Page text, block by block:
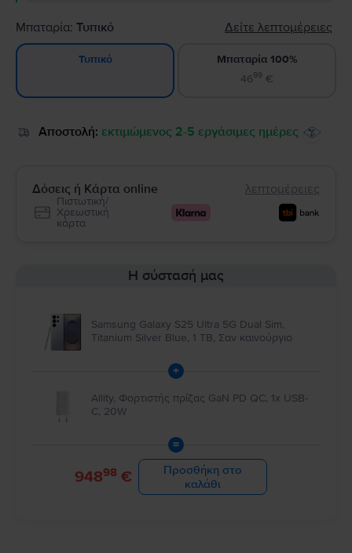
Μπαταρία: Τυπικό Δείτε λεπτομέρειες
Τυπικό
Μπαταρία 100%
4699 €
Αποστολή: εκτιμώμενος 2-5 εργάσιμες ημέρες
Δόσεις ή Κάρτα online λεπτομέρειες
Πιστωτική/
Χρεωστική
κάρτα
Η σύστασή μας
Samsung Galaxy S25 Ultra 5G Dual Sim,
Titanium Silver Blue, 1 TB, Σαν καινούργιο
+
Allity, Φορτιστής πρίζας GaN PD QC, 1x USB-
C, 20W
=
94898€
Προσθήκη στο
καλάθι